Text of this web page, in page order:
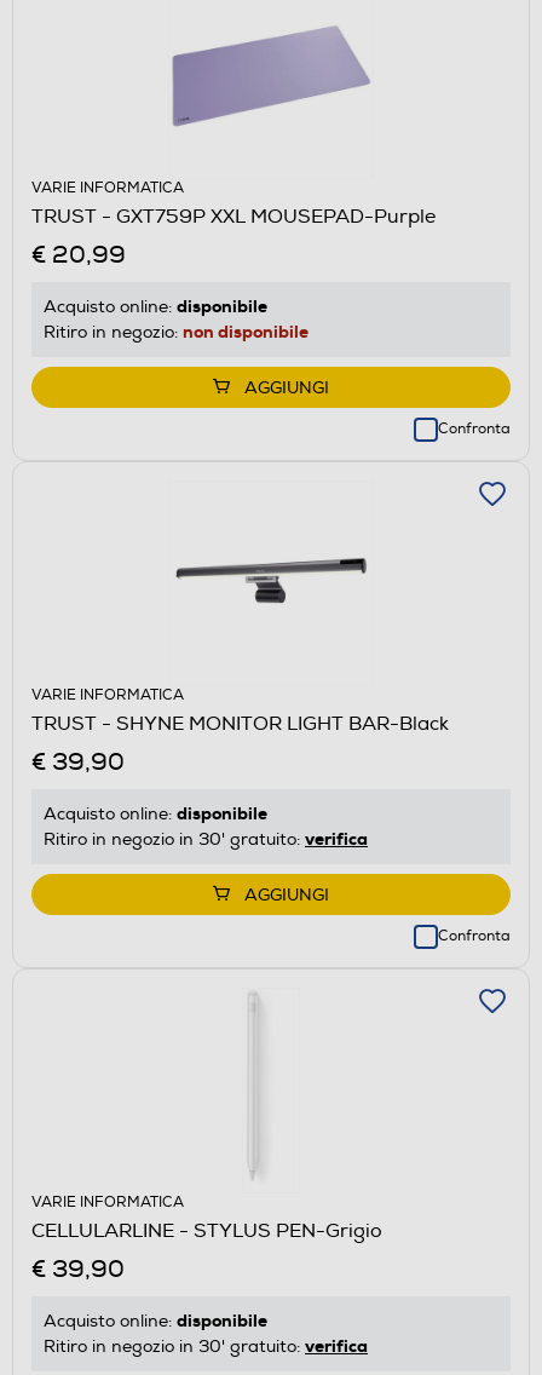
VARIE INFORMATICA
TRUST - GXT759P XXL MOUSEPAD-Purple
€ 20,99
Acquisto online: disponibile
Ritiro in negozio: non disponibile
AGGIUNGI
Confronta
VARIE INFORMATICA
TRUST - SHYNE MONITOR LIGHT BAR-Black
€ 39,90
Acquisto online: disponibile
Ritiro in negozio in 30' gratuito: verifica
AGGIUNGI
Confronta
VARIE INFORMATICA
CELLULARLINE - STYLUS PEN-Grigio
€ 39,90
Acquisto online: disponibile
Ritiro in negozio in 30' gratuito: verifica